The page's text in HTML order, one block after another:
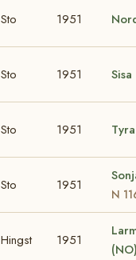
Sto 1951
Sto 1951
Sto 1951
Sto 1951
N
Hingst 1951